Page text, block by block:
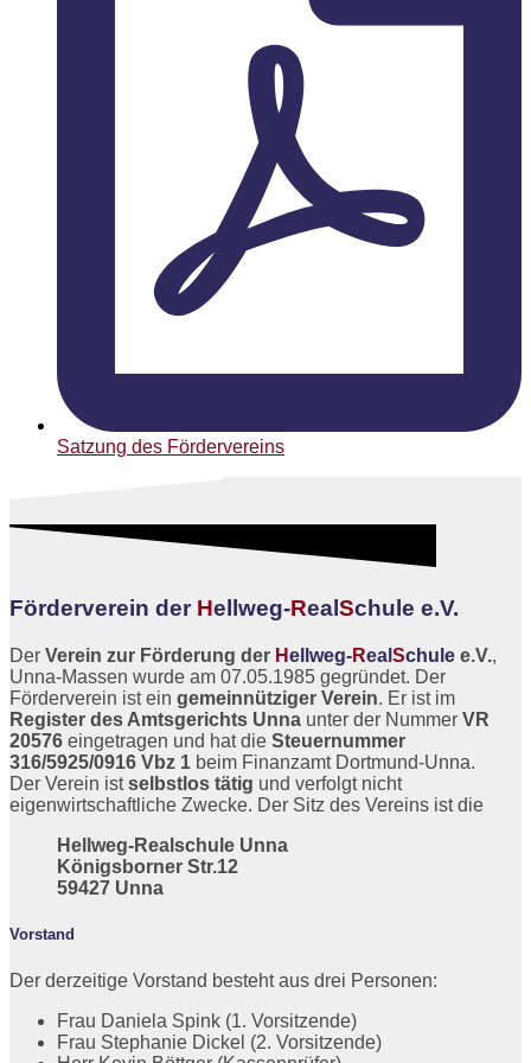
Satzung des Fördervereins
Förderverein der Hellweg-Real Schule e.V.
Der Verein zur Förderung der Hellweg-Real Schule e.V.,
Unna-Massen wurde am 07.05.1985 gegründet. Der
Förderverein ist ein gemeinnütziger Verein. Er ist im
Register des Amtsgerichts Unna unter der Nummer VR
20576 eingetragen und hat die Steuernummer
316/5925/0916 Vbz 1 beim Finanzamt Dortmund-Unna.
Der Verein istselbstlos tätig und verfolgt nicht
eigenwirtschaftliche Zwecke. Der Sitz des Vereins ist die
Hellweg-Realschule Unna
Königsborner Str.12
59427 Unna
Vorstand
Der derzeitige Vorstand besteht aus drei Personen:
Frau Daniela Spink (1. Vorsitzende)
Frau Stephanie Dickel (2. Vorsitzende)